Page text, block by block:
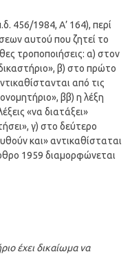
456/1984, Α’ 164), περί
αυτού που ζητεί το
τροποποιήσεις: α) στον
β) στο πρώτο
από τις
ββ) η λέξη
«να διατάξει»
γ) στο δεύτερο
και» αντικαθίσταται
1959 διαμορφώνεται
έχει δικαίωμα να